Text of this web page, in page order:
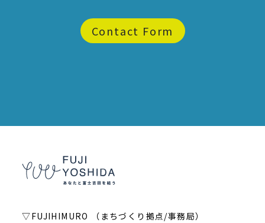
Contact Form
▽FUJIHIMURO （まちづくり拠点/事務局）